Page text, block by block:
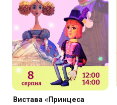
Вистава «Принцеса